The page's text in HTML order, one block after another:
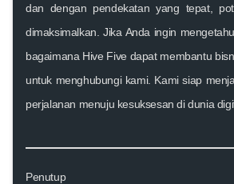
dan dengan pendekatan yang tepat,
dimaksimalkan. Jika Anda ingin
bagaimana Hive Five dapat membantu
untuk menghubungi kami. Kami siap
perjalanan menuju kesuksesan di dunia
Penutup